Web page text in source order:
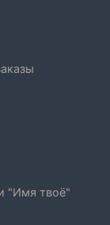
"Имя твоё"